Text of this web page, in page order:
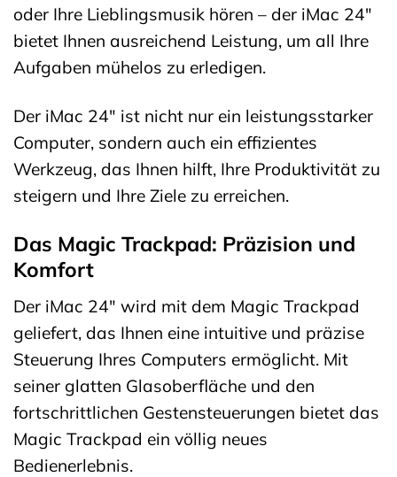
oder Ihre Lieblingsmusik hören – der iMac 24″
bietet Ihnen ausreichend Leistung, um all Ihre
Aufgaben mühelos zu erledigen.
Der iMac 24″ ist nicht nur ein leistungsstarker
Computer, sondern auch ein effizientes
Werkzeug, das Ihnen hilft, Ihre Produktivität zu
steigern und Ihre Ziele zu erreichen.
Das Magic Trackpad: Präzision und
Komfort
Der iMac 24″ wird mit dem Magic Trackpad
geliefert, das Ihnen eine intuitive und präzise
Steuerung Ihres Computers ermöglicht. Mit
seiner glatten Glasoberfläche und den
fortschrittlichen Gestensteuerungen bietet das
Magic Trackpad ein völlig neues
Bedienerlebnis.